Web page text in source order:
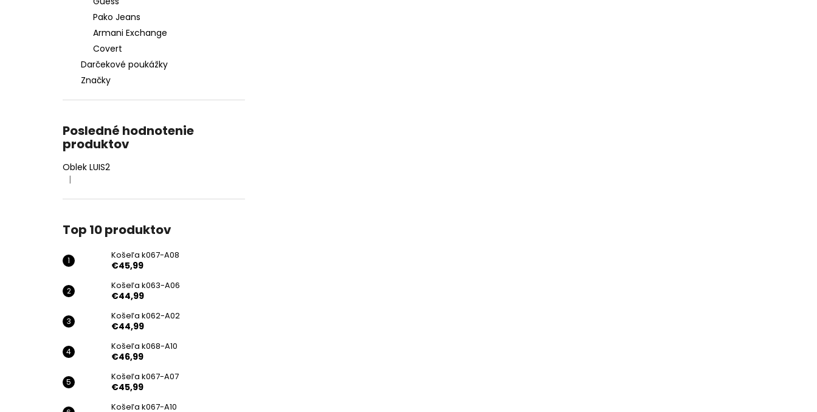
Pako Jeans
Armani Exchange
Covert
Darčekové poukážky
Značky
Posledné hodnotenie
produktov
Oblek LUIS2
Hodnotenie produktu je 4 z 5 hviezdičiek.
|
Top 10 produktov
Košeľa k067-A08
€45,99
Košeľa k063-A06
€44,99
Košeľa k062-A02
€44,99
Košeľa k068-A10
€46,99
Košeľa k067-A07
€45,99
Košeľa k067-A10